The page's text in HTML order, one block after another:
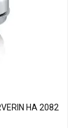
HA 2082